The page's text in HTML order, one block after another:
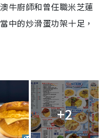
牛廚師和曾任職米芝蓮
中的炒滑蛋功架十足，
+2